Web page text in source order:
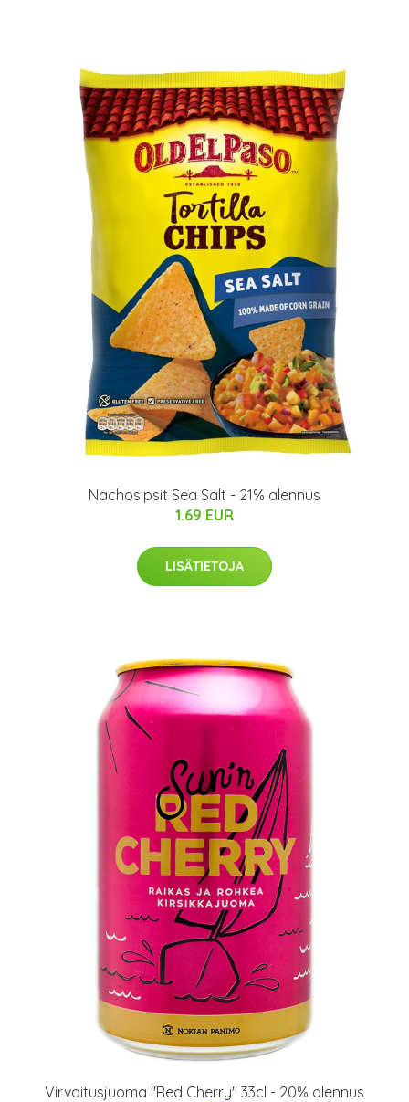
Nachosipsit Sea Salt - 21% alennus
1.69 EUR
LISÄTIETOJA
Virvoitusjuoma "Red Cherry" 33cl - 20% alennus